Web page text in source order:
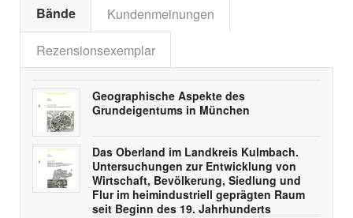
Bände
Kundenmeinungen
Rezensionsexemplar
Geographische Aspekte des
Grundeigentums in München
Das Oberland im Landkreis Kulmbach.
Untersuchungen zur Entwicklung von
Wirtschaft, Bevölkerung, Siedlung und
Flur im heimindustriell geprägten Raum
seit Beginn des 19. Jahrhunderts